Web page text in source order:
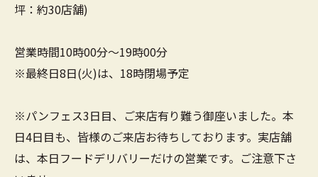
坪：約30店舗)
営業時間10時00分～19時00分
※最終日8日(火)は、18時閉場予定
※パンフェス3日目、ご来店有り難う御座いました。本
日4日目も、皆様のご来店お待ちしております。実店舗
は、本日フードデリバリーだけの営業です。ご注意下さ